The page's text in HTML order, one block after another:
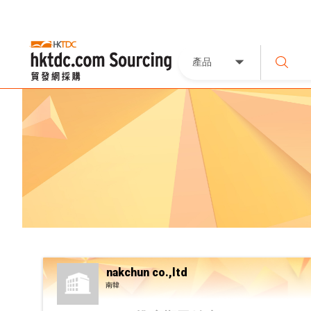
產品
nakchun co.,ltd
南韓